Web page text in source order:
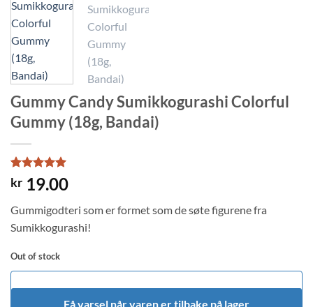
Gummy Candy Sumikkogurashi Colorful
Gummy (18g, Bandai)
Rated5
out of 5
1
customer
rating
kr 19.00
Gummigodteri som er formet som de søte figurene fra
Sumikkogurashi!
Out of stock
Få varsel når varen er tilbake på lager